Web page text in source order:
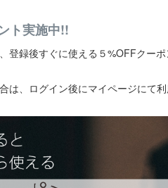
ト実施中!!
登録後すぐに使える５%OFFクー
は、ログイン後にマイページにて